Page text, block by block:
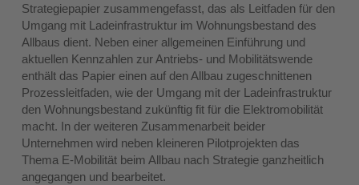
Strategiepapier zusammengefasst, das als Leitfaden für den
Umgang mit Ladeinfrastruktur im Wohnungsbestand des
Allbaus dient. Neben einer allgemeinen Einführung und
aktuellen Kennzahlen zur Antriebs- und Mobilitätswende
enthält das Papier einen auf den Allbau zugeschnittenen
Prozessleitfaden, wie der Umgang mit der Ladeinfrastruktur
den Wohnungsbestand zukünftig fit für die Elektromobilität
macht. In der weiteren Zusammenarbeit beider
Unternehmen wird neben kleineren Pilotprojekten das
Thema E-Mobilität beim Allbau nach Strategie ganzheitlich
angegangen und bearbeitet.